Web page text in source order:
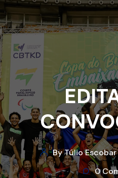
By Túlio Escobar
0